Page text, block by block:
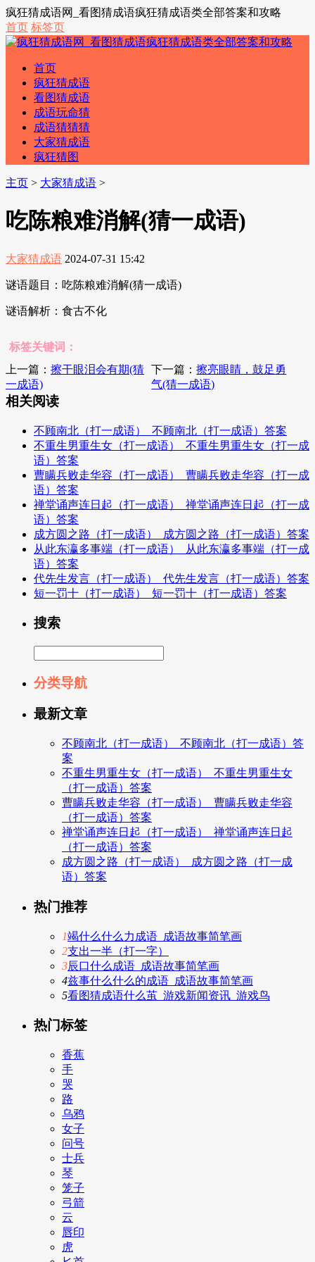
疯狂猜成语网_看图猜成语疯狂猜成语类全部答案和攻略
首页 标签页
首页
疯狂猜成语
看图猜成语
成语玩命猜
成语猜猜猜
大家猜成语
疯狂猜图
主页 > 大家猜成语 >
吃陈粮难消解(猜一成语)
大家猜成语 2024-07-31 15:42
谜语题目：吃陈粮难消解(猜一成语)
谜语解析：食古不化
标签关键词：
上一篇： 擦干眼泪会有期(猜
一成语)
下一篇：擦亮眼睛，鼓足勇
气(猜一成语)
相关阅读
不顾南北（打一成语）_不顾南北（打一成语）答案
不重生男重生女（打一成语）_不重生男重生女（打一成
语）答案
曹瞒兵败走华容（打一成语）_曹瞒兵败走华容（打一成
语）答案
禅堂诵声连日起（打一成语）_禅堂诵声连日起（打一成
语）答案
成方圆之路（打一成语）_成方圆之路（打一成语）答案
从此东瀛多事端（打一成语）_从此东瀛多事端（打一成
语）答案
代先生发言（打一成语）_代先生发言（打一成语）答案
短一罚十（打一成语）_短一罚十（打一成语）答案
搜索
分类导航
最新文章
不顾南北（打一成语）_不顾南北（打一成语）答
案
不重生男重生女（打一成语）_不重生男重生女
（打一成语）答案
曹瞒兵败走华容（打一成语）_曹瞒兵败走华容
（打一成语）答案
禅堂诵声连日起（打一成语）_禅堂诵声连日起
（打一成语）答案
成方圆之路（打一成语）_成方圆之路（打一成
语）答案
热门推荐
1竭什么什么力成语_成语故事简笔画
2支出一半（打一字）
3辰口什么成语_成语故事简笔画
4兹事什么什么的成语_成语故事简笔画
5看图猜成语什么茧_游戏新闻资讯_游戏鸟
热门标签
香蕉
手
哭
路
乌鸦
女子
问号
士兵
琴
笼子
弓箭
云
唇印
虎